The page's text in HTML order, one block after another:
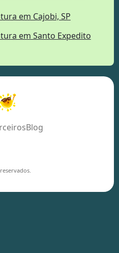
em Cajobi, SP
em Santo Expedito
Blog